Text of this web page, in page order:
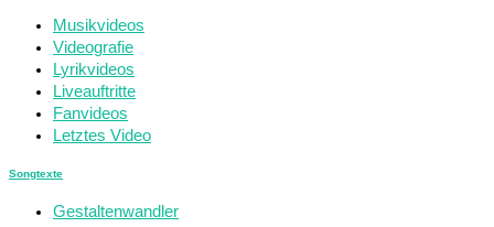
Musikvideos
Videografie
Lyrikvideos
Liveauftritte
Fanvideos
Letztes Video
Songtexte
Gestaltenwandler